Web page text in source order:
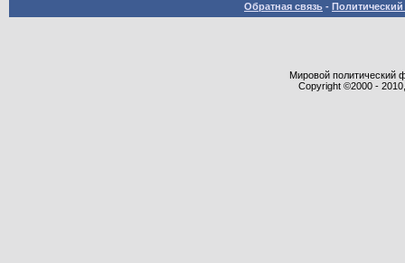
Обратная связь -
Мировой политический
Copyright ©2000 -